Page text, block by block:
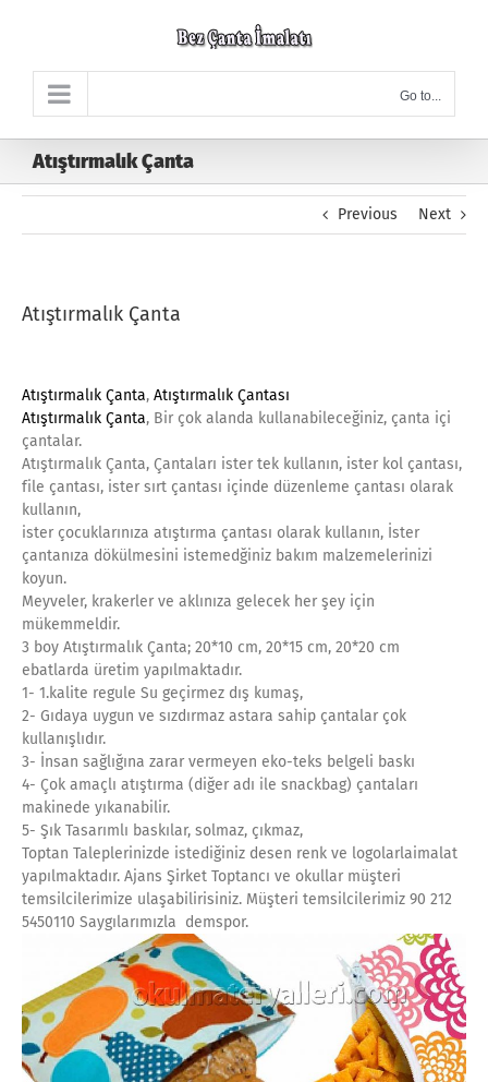
Go to...
Atıştırmalık Çanta
Previous Next
Atıştırmalık Çanta
Atıştırmalık Çanta, Atıştırmalık Çantası
Atıştırmalık Çanta, Bir çok alanda kullanabileceğiniz, çanta içi
çantalar.
Atıştırmalık Çanta, Çantaları ister tek kullanın, ister kol çantası,
file çantası, ister sırt çantası içinde düzenleme çantası olarak
kullanın,
ister çocuklarınıza atıştırma çantası olarak kullanın, İster
çantanıza dökülmesini istemedğiniz bakım malzemelerinizi
koyun.
Meyveler, krakerler ve aklınıza gelecek her şey için
mükemmeldir.
3 boy Atıştırmalık Çanta; 20*10 cm, 20*15 cm, 20*20 cm
ebatlarda üretim yapılmaktadır.
1- 1.kalite regule Su geçirmez dış kumaş,
2- Gıdaya uygun ve sızdırmaz astara sahip çantalar çok
kullanışlıdır.
3- İnsan sağlığına zarar vermeyen eko-teks belgeli baskı
4- Çok amaçlı atıştırma (diğer adı ile snackbag) çantaları
makinede yıkanabilir.
5- Şık Tasarımlı baskılar, solmaz, çıkmaz,
Toptan Taleplerinizde istediğiniz desen renk ve logolarlaimalat
yapılmaktadır. Ajans Şirket Toptancı ve okullar müşteri
temsilcilerimize ulaşabilirisiniz. Müşteri temsilcilerimiz 90 212
5450110 Saygılarımızla demspor.